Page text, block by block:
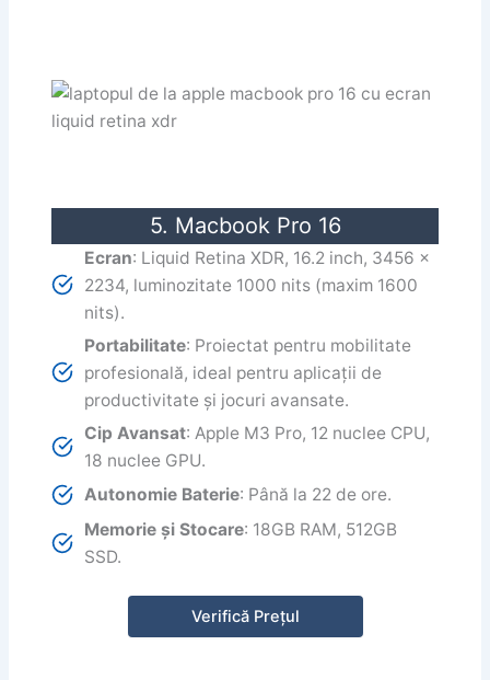
5. Macbook Pro 16
Ecran: Liquid Retina XDR, 16.2 inch, 3456 x
2234, luminozitate 1000 nits (maxim 1600
nits).
Portabilitate: Proiectat pentru mobilitate
profesională, ideal pentru aplicații de
productivitate și jocuri avansate.
Cip Avansat: Apple M3 Pro, 12 nuclee CPU,
18 nuclee GPU.
Autonomie Baterie: Până la 22 de ore.
Memorie și Stocare: 18GB RAM, 512GB
SSD.
Verifică Prețul